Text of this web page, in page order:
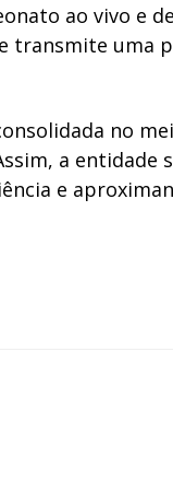
ao vivo e
transmite uma
no
a entidade
e